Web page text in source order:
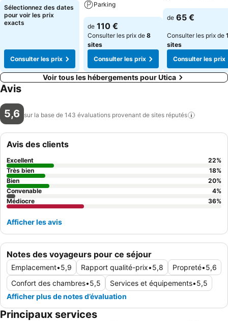
Sélectionnez des dates
pour voir les prix
exacts
Consulter les prix
Parking
de 110 €
Consulter les prix de 8
sites
Consulter les prix
de 65 €
Consulter les prix de
sites
Consulter les prix
Voir tous les hébergements pour Utica
Avis
5,6 sur la base de 143 évaluations provenant de sites réputés
Notes des voyageurs pour ce séjour
Emplacement•5,9 Rapport qualité-prix•5,8 Propreté•5,6
Confort des chambres•5,5 Services et équipements•5,5
Afficher plus de notes d’évaluation
Avis des clients
Excellent 22%
Très bien
18%
Bien
20%
Convenable
4%
Médiocre
36%
Afficher les avis
Principaux services